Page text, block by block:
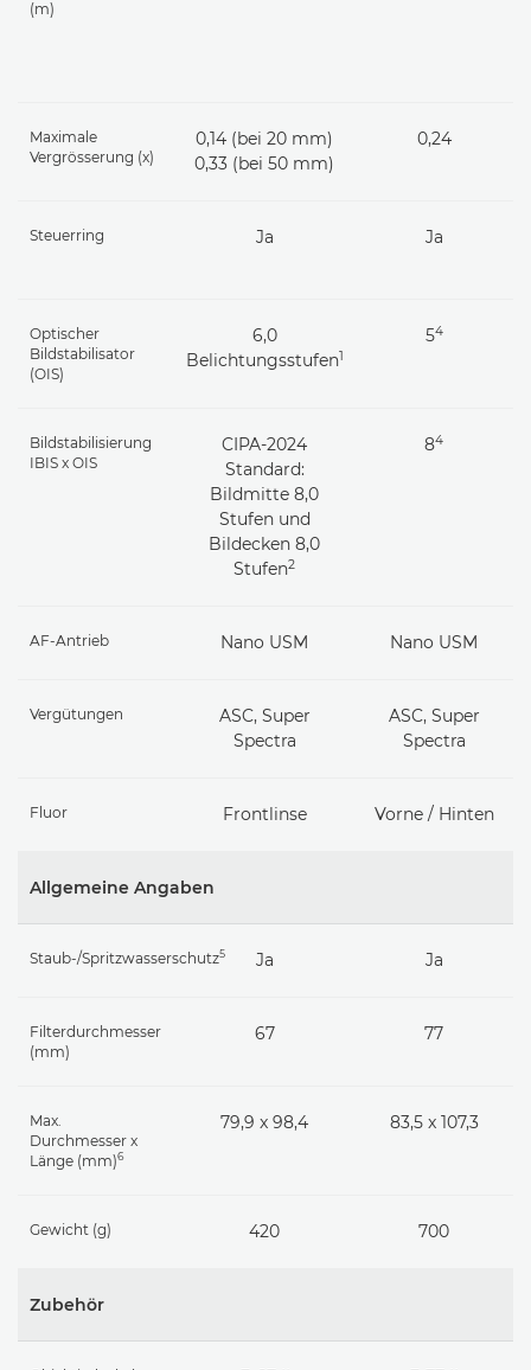
(m)
Maximale
Vergrösserung (x)
0,14 (bei 20 mm)
0,33 (bei 50 mm)
0,24
Steuerring Ja
Ja
Optischer
Bildstabilisator
(OIS)
6,0
Belichtungsstufen1
54
Bildstabilisierung
IBIS x OIS
CIPA-2024
Standard:
Bildmitte 8,0
Stufen und
Bildecken 8,0
Stufen2
84
AF-Antrieb Nano USM Nano USM
Vergütungen
ASC, Super
Spectra
ASC, Super
Spectra
Fluor Frontlinse Vorne / Hinten
Allgemeine Angaben
Staub-/Spritzwasserschutz5 Ja Ja
Filterdurchmesser
(mm)
67 77
Max.
Durchmesser x
Länge (mm)6
79,9 x 98,4 83,5 x 107,3
Gewicht (g) 420 700
Zubehör